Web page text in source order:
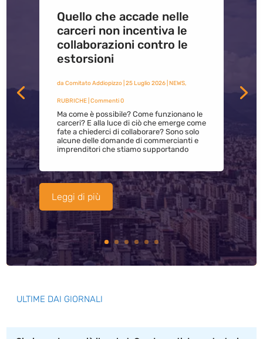
Quello che accade nelle
carceri non incentiva le
collaborazioni contro le
estorsioni
da Comitato Addiopizzo| 25 Luglio 2026| NEWS,
RUBRICHE| Commenti 0
Ma come è possibile? Come funzionano le
carceri? E alla luce di ciò che emerge come
fate a chiederci di collaborare? Sono solo
alcune delle domande di commercianti e
imprenditori che stiamo supportando
Leggi di più
ULTIME DAI GIORNALI